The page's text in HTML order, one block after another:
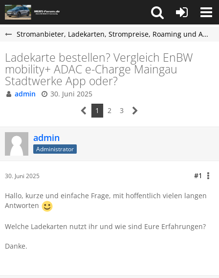
Stromanbieter, Ladekarten, Strompreise, Roaming und Abrechnung
Ladekarte bestellen? Vergleich EnBW
mobility+ ADAC e-Charge Maingau
Stadtwerke App oder?
admin
30. Juni 2025
1
2 3
admin
Administrator
30. Juni 2025 #1
Hallo, kurze und einfache Frage, mit hoffentlich vielen langen
Antworten
Welche Ladekarten nutzt ihr und wie sind Eure Erfahrungen?
Danke.